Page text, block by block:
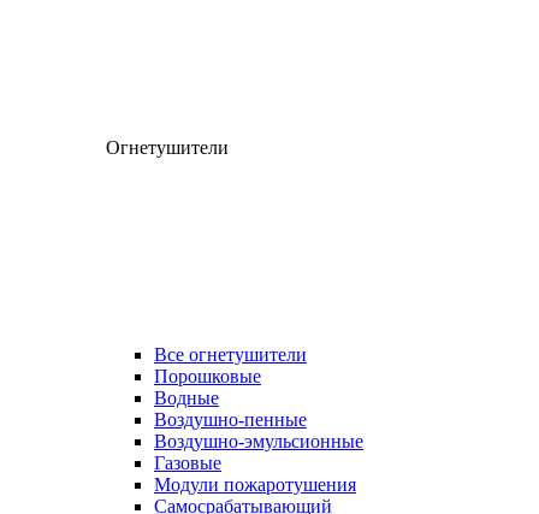
Огнетушители
Все огнетушители
Порошковые
Водные
Воздушно-пенные
Воздушно-эмульсионные
Газовые
Модули пожаротушения
Самосрабатывающий